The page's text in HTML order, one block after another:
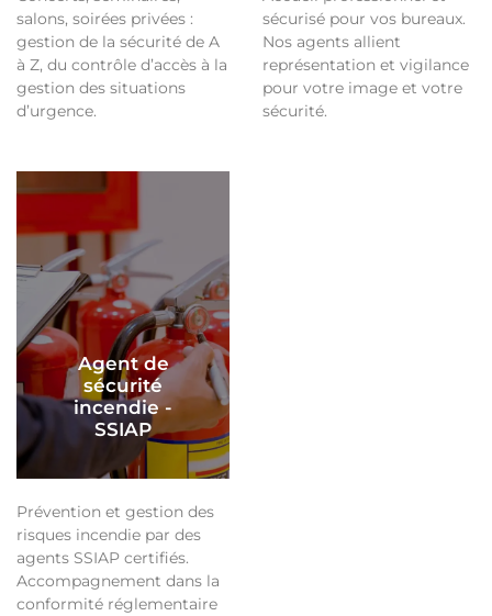
salons, soirées privées :
gestion de la sécurité de A
à Z, du contrôle d’accès à la
gestion des situations
d’urgence.
sécurisé pour vos bureaux.
Nos agents allient
représentation et vigilance
pour votre image et votre
sécurité.
Agent de
sécurité
incendie -
SSIAP
Prévention et gestion des
risques incendie par des
agents SSIAP certifiés.
Accompagnement dans la
conformité réglementaire